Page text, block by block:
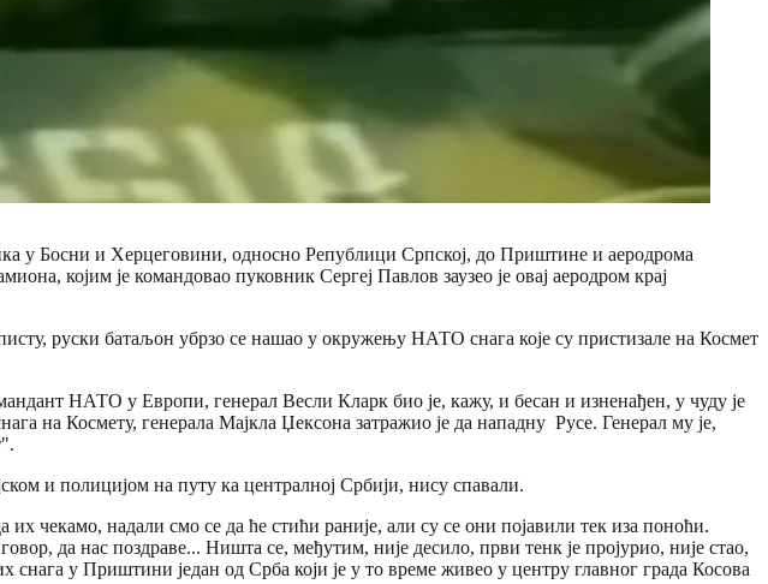
у Босни и Херцеговини, односно Републици Српској, до Приштине и аеродрома
којим је командовао пуковник Сергеј Павлов заузео је овај аеродром крај
руски батаљон убрзо се нашао у окружењу НАТО снага које су пристизале на Космет
НАТО у Европи, генерал Весли Кларк био је, кажу, и бесан и изненађен, у чуду је
на Космету, генерала Мајкла Џексона затражио је да нападну Русе. Генерал му је,
и полицијом на путу ка централној Србији, нису спавали.
чекамо, надали смо се да ће стићи раније, али су се они појавили тек иза поноћи.
да нас поздраве... Ништа се, међутим, није десило, први тенк је пројурио, није стао,
у Приштини један од Срба који је у то време живео у центру главног града Косова